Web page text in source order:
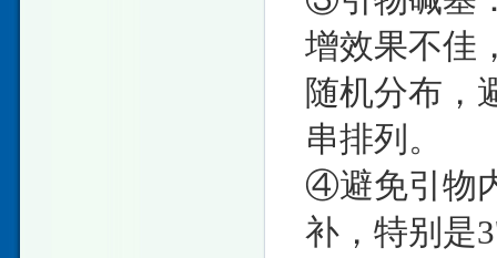
增效果不佳
随机分布，
串排列。
④避免引物
补，特别是